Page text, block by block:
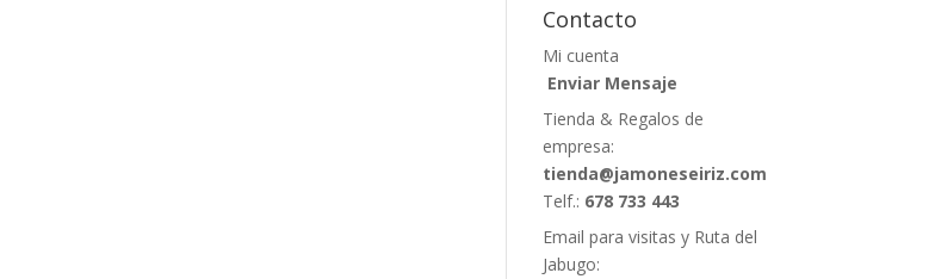
Contacto
Mi cuenta
Enviar Mensaje
Tienda & Regalos de
empresa:
tienda@jamoneseiriz.com
Telf.: 678 733 443
Email para visitas y Ruta del
Jabugo: